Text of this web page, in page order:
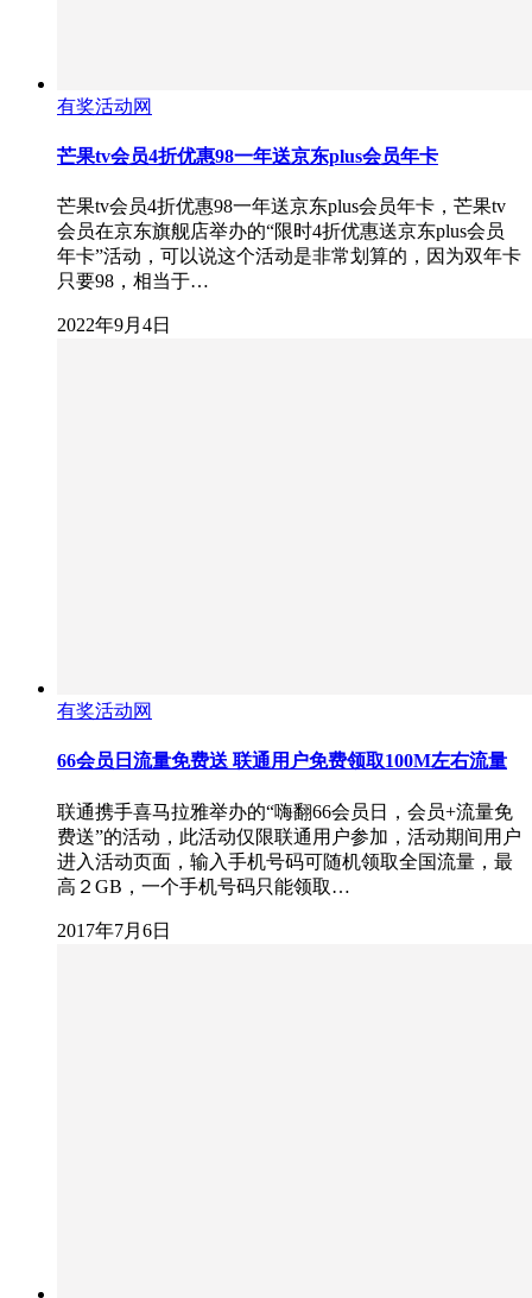
有奖活动网
芒果tv会员4折优惠98一年送京东plus会员年卡
芒果tv会员4折优惠98一年送京东plus会员年卡，芒果tv
会员在京东旗舰店举办的“限时4折优惠送京东plus会员
年卡”活动，可以说这个活动是非常划算的，因为双年卡
只要98，相当于…
2022年9月4日
有奖活动网
66会员日流量免费送 联通用户免费领取100M左右流量
联通携手喜马拉雅举办的“嗨翻66会员日，会员+流量免
费送”的活动，此活动仅限联通用户参加，活动期间用户
进入活动页面，输入手机号码可随机领取全国流量，最
高２GB，一个手机号码只能领取…
2017年7月6日